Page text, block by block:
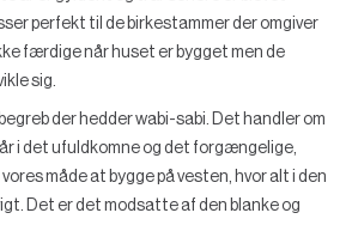
perfekt til de birkestammer der omgiver
færdige når huset er bygget men de
sig.
der hedder wabi-sabi. Det handler om
i det ufuldkomne og det forgængelige,
måde at bygge på vesten, hvor alt i den
Det er det modsatte af den blanke og